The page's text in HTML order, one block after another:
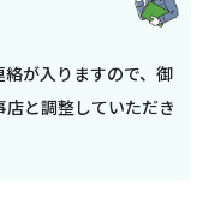
が入りますので、御
と調整していただき